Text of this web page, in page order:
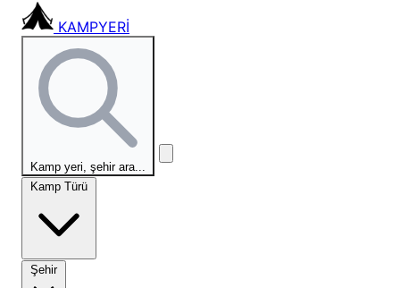
KAMPYERİ
Kamp yeri, şehir ara...
Kamp Türü
Şehir